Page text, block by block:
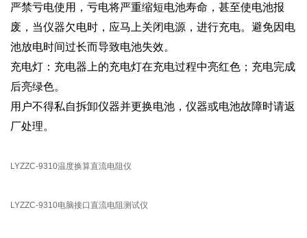
严禁亏电使用，亏电将严重缩短电池寿命，甚至使电池报
废，当仪器欠电时，应马上关闭电源，进行充电。避免因电
池放电时间过长而导致电池失效。
充电灯：充电器上的充电灯在充电过程中亮红色；充电完成
后亮绿色。
用户不得私自拆卸仪器并更换电池，仪器或电池故障时请返
厂处理。
LYZZC-9310温度换算直流电阻仪
LYZZC-9310电脑接口直流电阻测试仪